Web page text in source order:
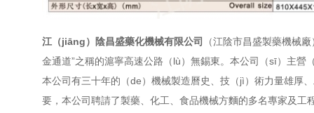
江（jiāng）陰昌盛藥化機械有限公司
（江陰市昌盛製藥機械
金通道”之稱的滬寧高速公路（lù）無錫東。本公司（sī）主營
本公司有三十年的（de）機械製造曆史、技（jì）術力量雄厚
要，本公司聘請了製藥、化工、食品機械方麵的多名專家及